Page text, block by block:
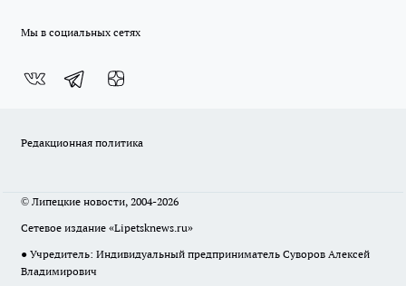
Мы в социальных сетях
Редакционная политика
© Липецкие новости, 2004-2026
Сетевое издание «Lipetsknews.ru»
● Учредитель: Индивидуальный предприниматель Суворов Алексей
Владимирович